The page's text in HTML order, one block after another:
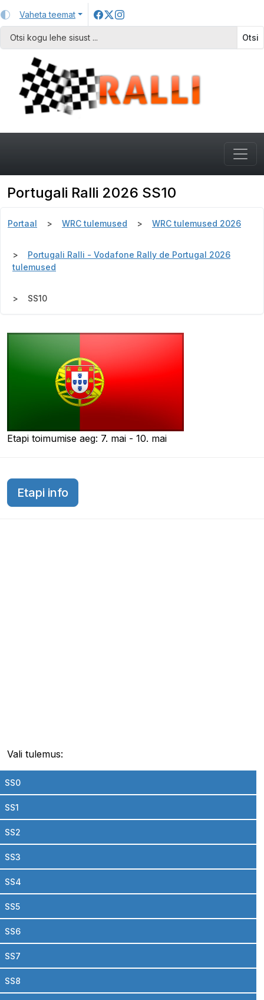
Vaheta teemat
Otsi
Portugali Ralli 2026 SS10
Portaal WRC tulemused WRC tulemused 2026
Portugali Ralli - Vodafone Rally de Portugal 2026
tulemused
SS10
Etapi toimumise aeg: 7. mai - 10. mai
Etapi info
Vali tulemus:
SS0
SS1
SS2
SS3
SS4
SS5
SS6
SS7
SS8